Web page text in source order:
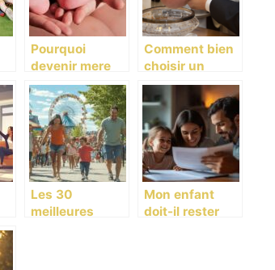
Pourquoi
devenir mere
peut faire peur
?
Comment bien
choisir un
cadeau de
baptême ?
Les 30
meilleures
Mon enfant
doit-il rester